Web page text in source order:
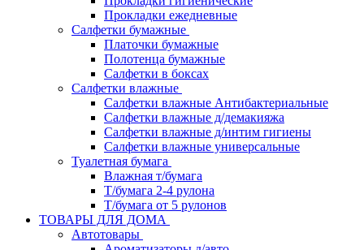
Прокладки ежедневные
Салфетки бумажные
Платочки бумажные
Полотенца бумажные
Салфетки в боксах
Салфетки влажные
Салфетки влажные Антибактериальные
Салфетки влажные д/демакияжа
Салфетки влажные д/интим гигиены
Салфетки влажные универсальные
Туалетная бумага
Влажная т/бумага
Т/бумага 2-4 рулона
Т/бумага от 5 рулонов
ТОВАРЫ ДЛЯ ДОМА
Автотовары